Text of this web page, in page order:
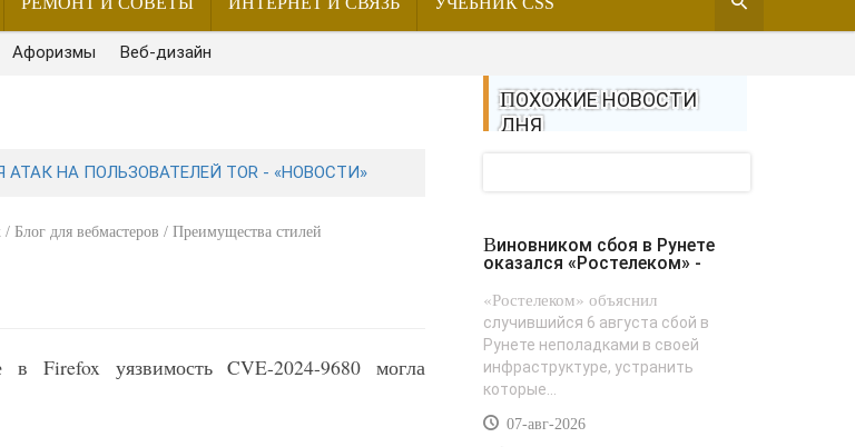
Афоризмы Веб-дизайн
НА ПОЛЬЗОВАТЕЛЕЙ TOR - «НОВОСТИ»
Блог для вебмастеров / Преимущества стилей
Firefox уязвимость CVE-2024-9680 могла
ПОХОЖИЕ НОВОСТИ
ДНЯ
Виновником сбоя в Рунете
оказался «Ростелеком» -
«Ростелеком» объяснил
случившийся 6 августа сбой в
Рунете неполадками в своей
инфраструктуре, устранить
которые...
07-авг-2026